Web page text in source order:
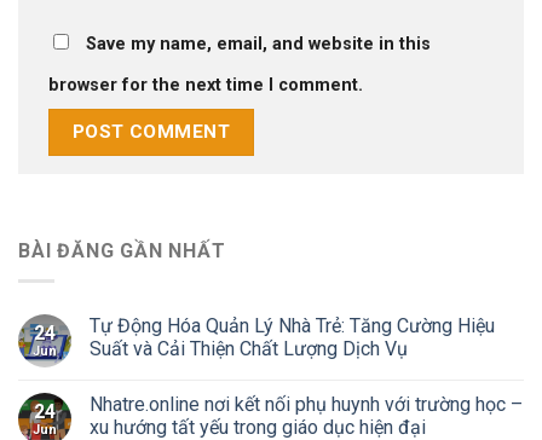
Save my name, email, and website in this
browser for the next time I comment.
BÀI ĐĂNG GẦN NHẤT
24
Jun
Tự Động Hóa Quản Lý Nhà Trẻ: Tăng Cường Hiệu
Suất và Cải Thiện Chất Lượng Dịch Vụ
24
Jun
Nhatre.online nơi kết nối phụ huynh với trường học –
xu hướng tất yếu trong giáo dục hiện đại